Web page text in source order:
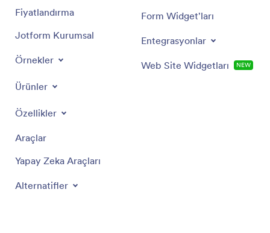
Fiyatlandırma
Jotform Kurumsal
Örnekler
Ürünler
Özellikler
Araçlar
Yapay Zeka Araçları
Alternatifler
Form Widget'ları
Entegrasyonlar
Web Site Widgetları NEW